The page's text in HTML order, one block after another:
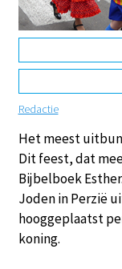
Redactie
Het meest
Dit feest, dat
Bijbelboek
Joden in Perzië
hooggeplaatst
koning.